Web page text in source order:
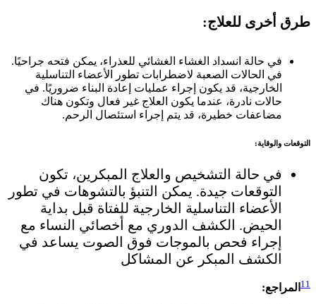
طرق أخرى للعلاج:
في حالة انسداد الغشاء الغشائي للعذراء، يمكن فتحه جراحيًا.
في الحالات الصعبة لاضطرابات تطور الأعضاء التناسلية
الخارجية، قد يكون إجراء عمليات إعادة البناء ضروريًا. في
حالات نادرة، عندما يكون العلاج غير فعال وتكون هناك
مضاعفات خطيرة، قد يتم إجراء استئصال الرحم.
التوقعات والوقاية:
في حالة التشخيص والعلاج المبكرين، تكون
التوقعات جيدة. يمكن التنبؤ بالتشوهات في تطور
الأعضاء التناسلية الخارجية للفتاة قبل بداية
الحيض. الكشف الدوري مع أخصائي النساء مع
إجراء فحص بالموجات فوق الصوت يساعد في
الكشف المبكر عن المشاكل
11 المراجع: